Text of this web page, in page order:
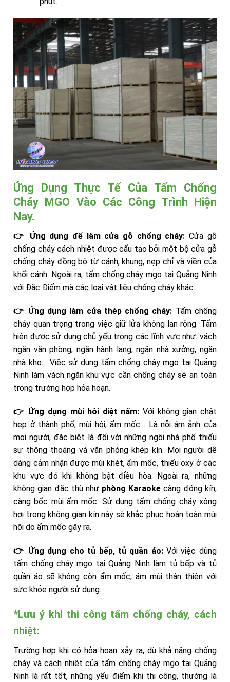
Ứng Dụng Thực Tế Của Tấm Chống
Cháy MGO Vào Các Công Trình Hiện
Nay.
👉 Ứng dụng để làm cửa gỗ chống cháy: Cửa gỗ
chống cháy cách nhiệt được cấu tạo bởi một bộ cửa gỗ
chống cháy đồng bộ từ cánh, khung, nẹp chỉ và viền của
khối cánh. Ngoài ra, tấm chống cháy mgo tại Quảng Ninh
với Đặc Điểm mà các loại vật liệu chống cháy khác.
👉 Ứng dụng làm cửa thép chống cháy: Tấm chống
cháy quan trọng trong việc giữ lửa không lan rộng. Tấm
hiện được sử dụng chủ yếu trong các lĩnh vực như: vách
ngăn văn phòng, ngăn hành lang, ngăn nhà xưởng, ngăn
nhà kho… Việc sử dụng tấm chống cháy mgo tại Quảng
Ninh làm vách ngăn khu vực cần chống cháy sẽ an toàn
trong trường hợp hỏa hoạn.
👉 Ứng dụng mùi hôi diệt nấm: Với không gian chật
hẹp ở thành phố, mùi hôi, ẩm mốc… Là nỗi ám ảnh của
mọi người, đặc biệt là đối với những ngôi nhà phố thiếu
sự thông thoáng và văn phòng khép kín. Mọi người dễ
dàng cảm nhận được mùi khét, ẩm mốc, thiếu oxy ở các
khu vực đó khi không bật điều hòa. Ngoài ra, những
không gian đặc thù như phòng Karaokecàng đóng kín,
càng bốc mùi ẩm mốc. Sử dụng tấm chống cháy xông
hơi trong không gian kín này sẽ khắc phục hoàn toàn mùi
hôi do ẩm mốc gây ra.
👉 Ứng dụng cho tủ bếp, tủ quần áo:Với việc dùng
tấm chống cháy mgo tại Quảng Ninh làm tủ bếp và tủ
quần áo sẽ không còn ẩm mốc, ám mùi thân thiện với
sức khỏe người sử dụng.
*Lưu ý khi thi công tấm chống cháy, cách
nhiệt:
Trường hợp khi có hỏa hoạn xảy ra, dù khả năng chống
cháy và cách nhiệt của tấm chống cháy mgo tại Quảng
Ninh là rất tốt, những yếu điểm khi thi công, thường là